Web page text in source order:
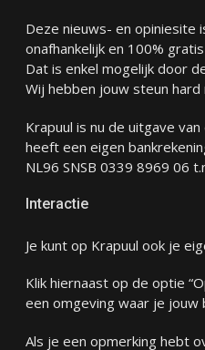
Deze nieuws- en opiniesite
onafhankelijk en 100%
Dat is enkel mogelijk door
Wij hebben jouw steun hard
Krapuul is nu de uitgave
heeft een eigen
NL96 SNSB 0339 8969 06
Interactie
Je kunt op Krapuul ook je
Klik hiernaast op de optie
een omgeving waar je jouw
Als je een opmerking hebt